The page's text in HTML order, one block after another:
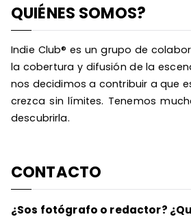
QUIÉNES SOMOS?
Indie Club® es un grupo de
la cobertura y difusión de la
nos decidimos a contribuir a que
crezca sin límites. Tenemos
descubrirla.
CONTACTO
¿Sos fotógrafo o redactor?